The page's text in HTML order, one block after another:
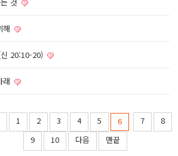
해
20:10-20)
래
1 2 3 4 5 6 7
8
9
10 다음 맨끝